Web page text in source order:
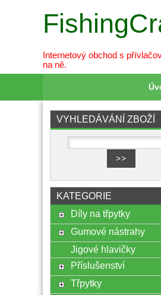
Internetový obchod s
na ně.
VYHLEDÁVÁNÍ ZBOŽÍ
KATEGORIE
Díly na třpytky
Gumové nástrahy
Jigové hlavičky
Příslušenství
Třpytky